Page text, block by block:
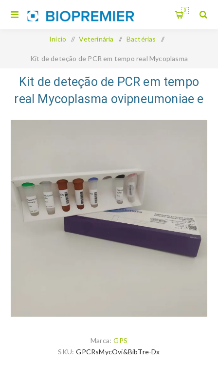
0
Início / Veterinária / Bactérias /
Kit de deteção de PCR em tempo real Mycoplasma
ovipneumoniae e Bibersteinia trehalosi
Kit de deteção de PCR em tempo
real Mycoplasma ovipneumoniae e
Bibersteinia trehalosi
Marca: GPS
SKU: GPCRsMycOvi&BibTre-Dx